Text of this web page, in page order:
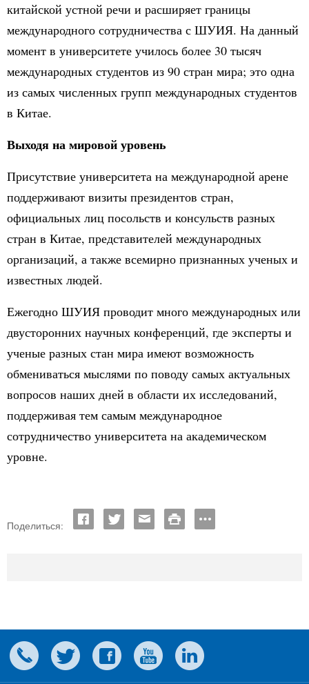
китайской устной речи и расширяет границы
международного сотрудничества с ШУИЯ. На данный
момент в университете училось более 30 тысяч
международных студентов из 90 стран мира; это одна
из самых численных групп международных студентов
в Китае.
Выходя на мировой уровень
Присутствие университета на международной арене
поддерживают визиты президентов стран,
официальных лиц посольств и консульств разных
стран в Китае, представителей международных
организаций, а также всемирно признанных ученых и
известных людей.
Ежегодно ШУИЯ проводит много международных или
двусторонних научных конференций, где эксперты и
ученые разных стан мира имеют возможность
обмениваться мыслями по поводу самых актуальных
вопросов наших дней в области их исследований,
поддерживая тем самым международное
сотрудничество университета на академическом
уровне.
Поделиться: